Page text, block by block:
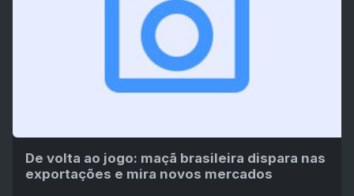
De volta ao jogo: maçã brasileira dispara nas
exportações e mira novos mercados